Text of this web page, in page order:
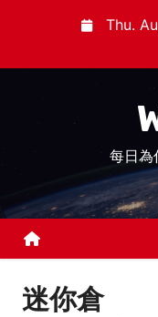
n
Thu.
每日為
迷你倉